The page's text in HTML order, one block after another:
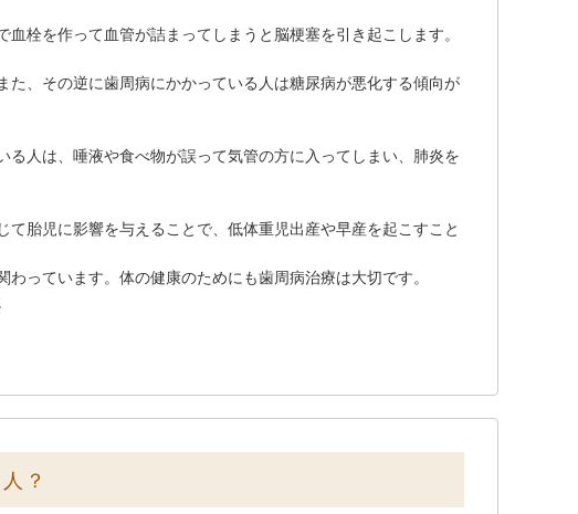
栓を作って血管が詰まってしまうと脳梗塞を引き起こします。
、その逆に歯周病にかかっている人は糖尿病が悪化する傾向が
る人は、唾液や食べ物が誤って気管の方に入ってしまい、肺炎を
胎児に影響を与えることで、低体重児出産や早産を起こすこと
っています。体の健康のためにも歯周病治療は大切です。
？